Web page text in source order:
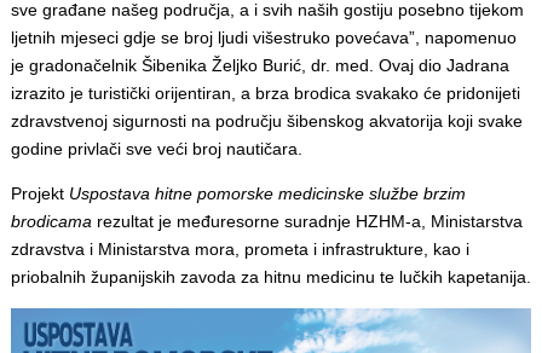
sve građane našeg područja, a i svih naših gostiju posebno tijekom
ljetnih mjeseci gdje se broj ljudi višestruko povećava”, napomenuo
je gradonačelnik Šibenika Željko Burić, dr. med. Ovaj dio Jadrana
izrazito je turistički orijentiran, a brza brodica svakako će pridonijeti
zdravstvenoj sigurnosti na području šibenskog akvatorija koji svake
godine privlači sve veći broj nautičara.
Projekt Uspostava hitne pomorske medicinske službe brzim
brodicama rezultat je međuresorne suradnje HZHM-a, Ministarstva
zdravstva i Ministarstva mora, prometa i infrastrukture, kao i
priobalnih županijskih zavoda za hitnu medicinu te lučkih kapetanija.